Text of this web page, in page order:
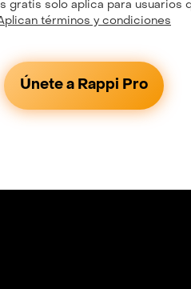
solo aplica para usuarios
términos y condiciones
Únete a Rappi Pro